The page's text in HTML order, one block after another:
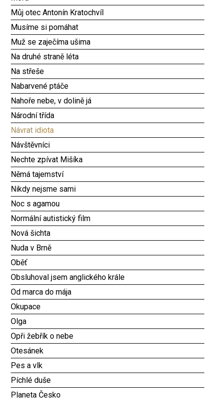
Můj otec Antonín Kratochvíl
Musíme si pomáhat
Muž se zaječíma ušima
Na druhé straně léta
Na střeše
Nabarvené ptáče
Nahoře nebe, v dolině já
Národní třída
Návrat idiota
Návštěvníci
Nechte zpívat Mišíka
Němá tajemství
Nikdy nejsme sami
Noc s agamou
Normální autistický film
Nová šichta
Nuda v Brně
Oběť
Obsluhoval jsem anglického krále
Od marca do mája
Okupace
Olga
Opři žebřík o nebe
Otesánek
Pes a vlk
Píchlé duše
Planeta Česko